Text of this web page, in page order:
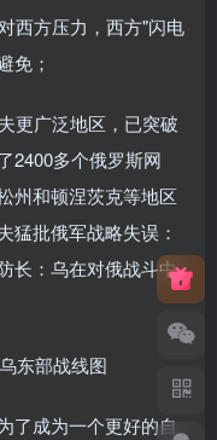
西方压力，西方"闪电
免；
更广泛地区，已突破
2400多个俄罗斯网
州和顿涅茨克等地区
猛批俄军战略失误：
长：乌在对俄战斗中
东部战线图
了成为一个更好的自